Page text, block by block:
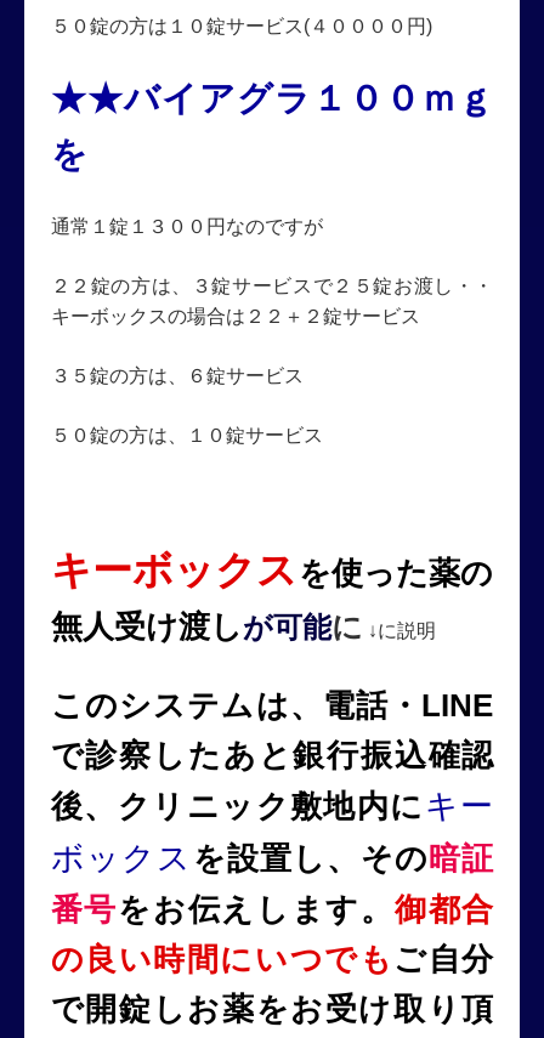
５０錠の方は１０錠サービス(４００００円)
★★バイアグラ１００ｍｇ
を
通常１錠１３００円なのですが
２２錠の方は、３錠サービスで２５錠お渡し・・
キーボックスの場合は２２＋２錠サービス
３５錠の方は、６錠サービス
５０錠の方は、１０錠サービス
キーボックス を使った薬の
無人受け渡しが可能に ↓に説明
このシステムは、 電話・LINE
で診察したあと銀行振込確認
後、クリニック敷地内に キー
ボックス を設置し、その 暗証
番号をお伝えします。 御都合
の良い時間にいつでも ご自分
で開錠しお薬をお受け取り頂